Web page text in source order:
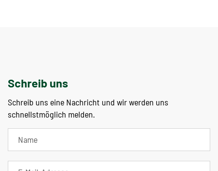
Schreib uns
Schreib uns eine Nachricht und wir werden uns
schnellstmöglich melden.